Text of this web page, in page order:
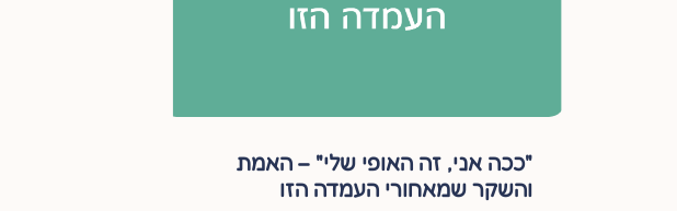
"ככה אני, זה האופי שלי" – האמת
והשקר שמאחורי העמדה הזו